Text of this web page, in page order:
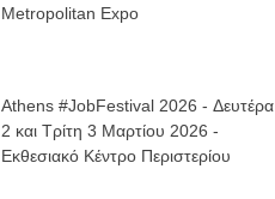
Metropolitan Expo
Athens #JobFestival 2026 - Δευτέρα
2 και Τρίτη 3 Μαρτίου 2026 -
Εκθεσιακό Κέντρο Περιστερίου